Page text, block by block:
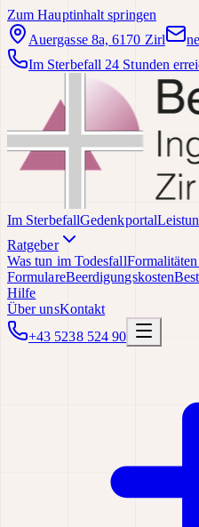
Zum Hauptinhalt springen
Auergasse 8a, 6170 Zirl
Im Sterbefall 24 Stunden
Im SterbefallGedenkportal
Ratgeber
Was tun im Todesfall
FormulareBeerdigungskosten
Hilfe
Über unsKontakt
+43 5238 524 90